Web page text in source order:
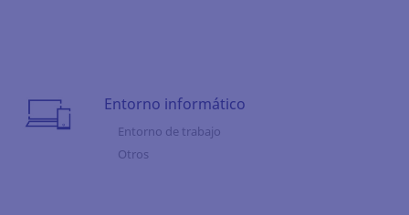
Entorno informático
Entorno de trabajo
Otros